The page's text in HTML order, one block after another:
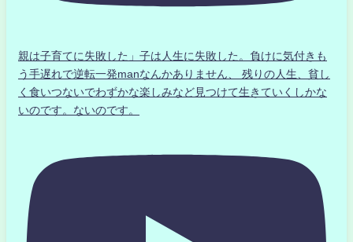
親は子育てに失敗した」子は人生に失敗した。負けに気付きも
う手遅れで逆転一発manなんかありません、 残りの人生、貧し
く食いつないでわずかな楽しみなど見つけて生きていくしかな
いのです。ないのです。